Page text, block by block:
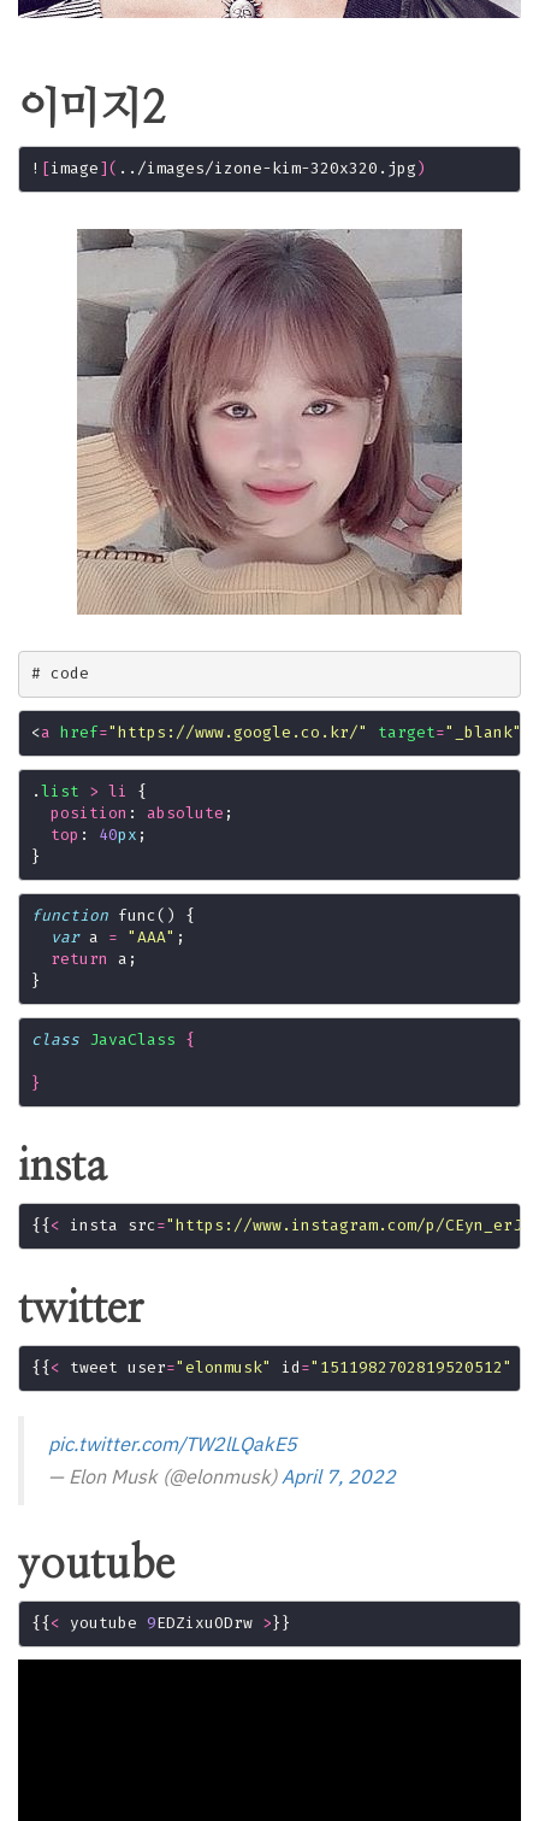
이미지2
! [image ]( ../images/izone-kim-320x320.jpg )
<a href="https://www.google.co.kr/" target="_blank"
. list > li
position : absolute
top : 40px
function
var a = "AAA"
return
class JavaClass {
}
insta
{{ < insta src ="https://www.instagram.com/p/
twitter
{{ < tweet user="elonmusk" id ="1511982702819520512"
pic.twitter.com/TW2lLQakE5
— Elon Musk (@elonmusk)April 7, 2022
youtube
{{ < youtube 9EDZixuODrw >